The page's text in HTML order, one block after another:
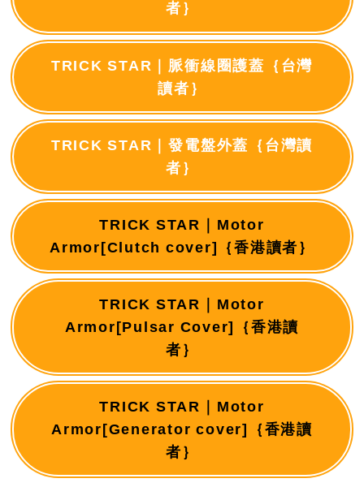
者｝
TRICK STAR｜脈衝線圈護蓋｛台灣
讀者｝
TRICK STAR｜發電盤外蓋｛台灣讀
者｝
TRICK STAR｜Motor
Armor[Clutch cover]｛香港讀者｝
TRICK STAR｜Motor
Armor[Pulsar Cover]｛香港讀
者｝
TRICK STAR｜Motor
Armor[Generator cover]｛香港讀
者｝